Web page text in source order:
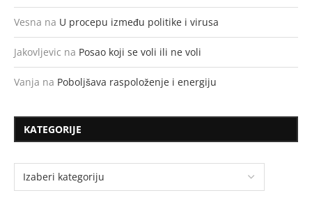
Vesna na U procepu između politike i virusa
Jakovljevic na Posao koji se voli ili ne voli
Vanja na Poboljšava raspoloženje i energiju
KATEGORIJE